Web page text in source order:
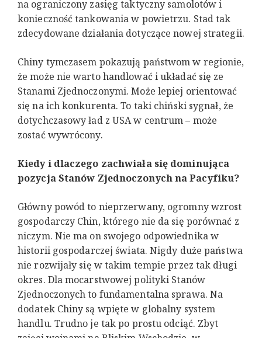
na ograniczony zasięg taktyczny samolotów i
konieczność tankowania w powietrzu. Stad tak
zdecydowane działania dotyczące nowej strategii.
Chiny tymczasem pokazują państwom w regionie,
że może nie warto handlować i układać się ze
Stanami Zjednoczonymi. Może lepiej orientować
się na ich konkurenta. To taki chiński sygnał, że
dotychczasowy ład z USA w centrum – może
zostać wywrócony.
Kiedy i dlaczego zachwiała się dominująca
pozycja Stanów Zjednoczonych na Pacyfiku?
Główny powód to nieprzerwany, ogromny wzrost
gospodarczy Chin, którego nie da się porównać z
niczym. Nie ma on swojego odpowiednika w
historii gospodarczej świata. Nigdy duże państwa
nie rozwijały się w takim tempie przez tak długi
okres. Dla mocarstwowej polityki Stanów
Zjednoczonych to fundamentalna sprawa. Na
dodatek Chiny są wpięte w globalny system
handlu. Trudno je tak po prostu odciąć. Zbyt